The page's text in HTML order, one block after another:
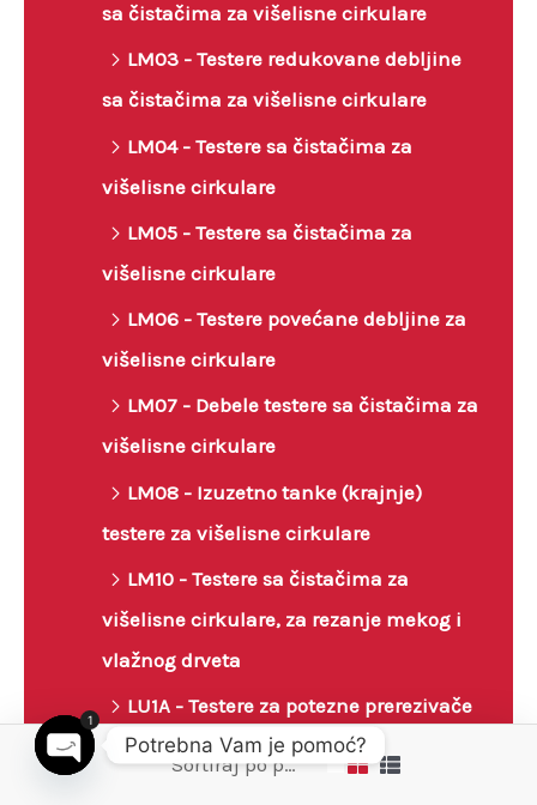
sa čistačima za višelisne cirkulare
LM03 - Testere redukovane debljine
sa čistačima za višelisne cirkulare
LM04 - Testere sa čistačima za
višelisne cirkulare
LM05 - Testere sa čistačima za
višelisne cirkulare
LM06 - Testere povećane debljine za
višelisne cirkulare
LM07 - Debele testere sa čistačima za
višelisne cirkulare
LM08 - Izuzetno tanke (krajnje)
testere za višelisne cirkulare
LM10 - Testere sa čistačima za
višelisne cirkulare, za rezanje mekog i
vlažnog drveta
LU1A - Testere za potezne prerezivače
LU1B - Testere za stolarske radove
Potrebna Vam je pomoć?
1